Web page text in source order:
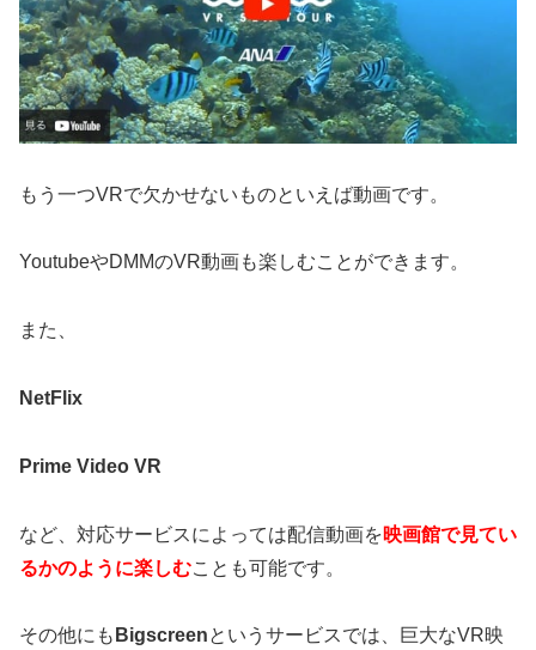
もう一つVRで欠かせないものといえば動画です。
YoutubeやDMMのVR動画も楽しむことができます。
また、
NetFlix
Prime Video VR
など、対応サービスによっては配信動画を映画館で見てい
るかのように楽しむことも可能です。
その他にも Bigscreenというサービスでは、巨大なVR映